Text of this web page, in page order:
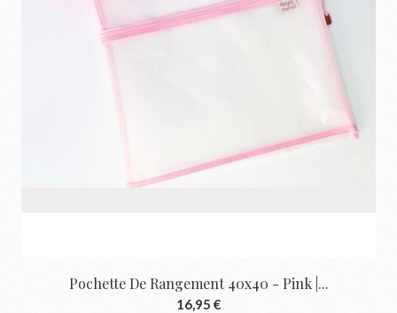
Pochette De Rangement 40x40 - Pink |...
16,95 €